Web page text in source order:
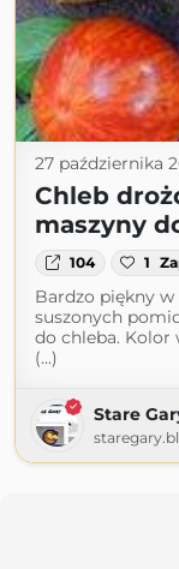
27 października
Chleb
maszyny
104 1
Bardzo piękny
suszonych
do chleba. Kolor
(...)
Stare